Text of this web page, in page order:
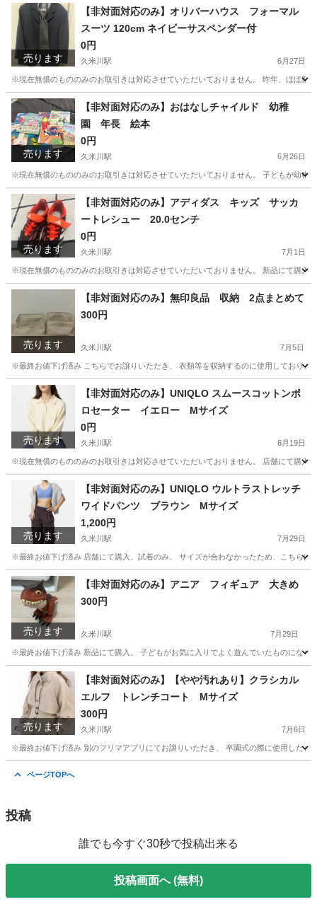
東京 東村山市 久米川駅 生活雑貨
売ります
【非対面対応のみ】オリバーハウス フォーマル
スーツ 120cm ネイビーサスペンダー付
0円
久米川駅 6月27日
※現在無償のもののみのお取引きは対応させていただいておりません。 昨年、ほぼ
東京 東村山市 久米川駅 子供用品 オリバー
売ります
【非対面対応のみ】おはなしチャイルド 幼稚
園 年長 絵本
0円
久米川駅 6月26日
※現在無償のもののみのお取引きは対応させていただいておりません。 子どもが幼稚
東京 東村山市 久米川駅 キッズ用品 チャイルド
売ります
【非対面対応のみ】アディダス キッズ サッカ
ートレシュー 20.0センチ
0円
久米川駅 7月1日
※現在無償のもののみのお取引きは対応させていただいておりません。 新品にて購入
東京 東村山市 久米川駅 子供用品 サッカートレシュー
売ります
【非対面対応のみ】無印良品 収納 2点まとめて
300円
久米川駅 7月5日
※最終お値下げ済み こちらでお譲りいただき、 衣類等を収納するのに使用しておりま
東村山市 久米川駅 生活雑貨
売ります
【非対面対応のみ】UNIQLO スムースコットンポ
ロセーター イエロー Mサイズ
0円
久米川駅 6月19日
※現在無償のもののみのお取引きは対応させていただいておりません。 店舗にて購入
東村山市 久米川駅 セーター UNIQLO
売ります
【非対面対応のみ】UNIQLO ウルトラストレッチ
ワイドパンツ ブラウン Mサイズ
1,200円
久米川駅 7月29日
※最終お値下げ済み 店舗にて購入。試着のみ。 サイズが合わなかったため、こちら
東京 東村山市 久米川駅 服/ファッション スギ薬局
売ります
【非対面対応のみ】アニア フィギュア 大きめ
300円
久米川駅 7月29日
※最終お値下げ済み 新品にて購入。 子どもがお気に入りでよく遊んでいたものにな
東京 東村山市 久米川駅 子供用品 アニア
売ります
【非対面対応のみ】【やや汚れあり】クラシカル
エルフ トレンチコート Mサイズ
300円
久米川駅 7月6日
※最終お値下げ済み 別のフリマアプリにてお譲りいただき、 卒園式の際に使用した
ページTOPへ
投稿
誰でも今すぐ30秒で投稿出来る
投稿画面へ (無料)